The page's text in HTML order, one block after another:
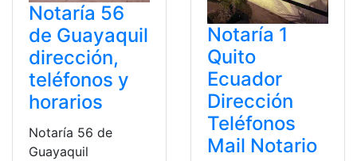
Notaría 56
de Guayaquil
dirección,
teléfonos y
horarios
Notaría 56 de
Guayaquil
Notaría 1
Quito
Ecuador
Dirección
Teléfonos
Mail Notario